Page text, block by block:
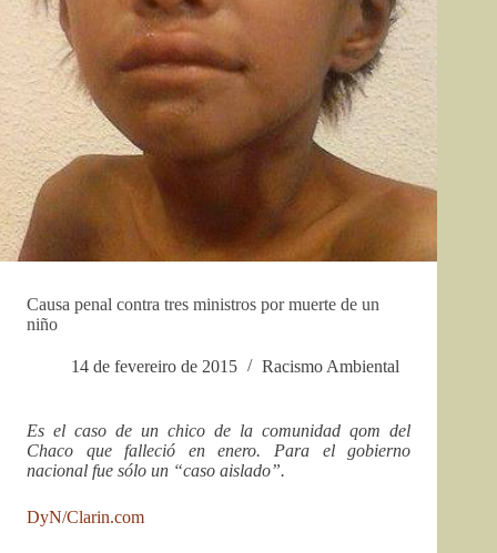
Causa penal contra tres ministros por muerte de un
niño
14 de fevereiro de 2015 Racismo Ambiental
Es el caso de un chico de la comunidad qom del
Chaco que falleció en enero. Para el gobierno
nacional fue sólo un “caso aislado”.
DyN/Clarin.com